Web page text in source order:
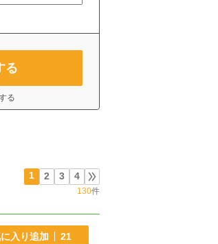
る
る
1 2 3 4
130件
入り追加 21